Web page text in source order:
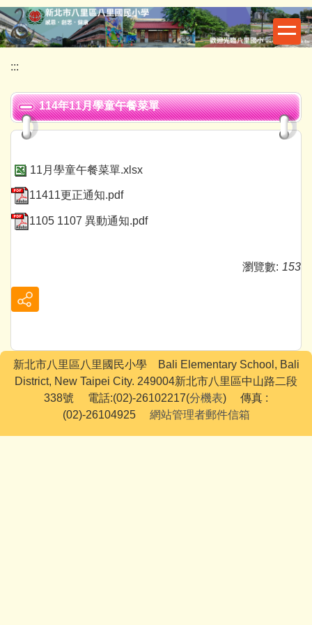
跳
到
主
容
區
:::
114年11月學童午餐菜單
11月學童午餐菜單.xlsx
11411更正通知.pdf
1105 1107 異動通知.pdf
瀏覽數: 153
新北市八里區八里國民小學 Bali Elementary School, Bali
District, New Taipei City. 249004新北市八里區中山路二段
338號 電話:(02)-26102217(分機表) 傳真 :
(02)-26104925
網站管理者郵件信箱